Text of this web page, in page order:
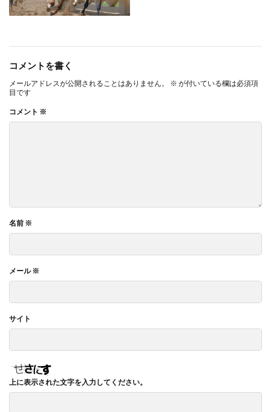
コメントを書く
メールアドレスが公開されることはありません。 ※ が付いている欄は必須項
目です
コメント ※
名前 ※
メール※
サイト
上に表示された文字を入力してください。